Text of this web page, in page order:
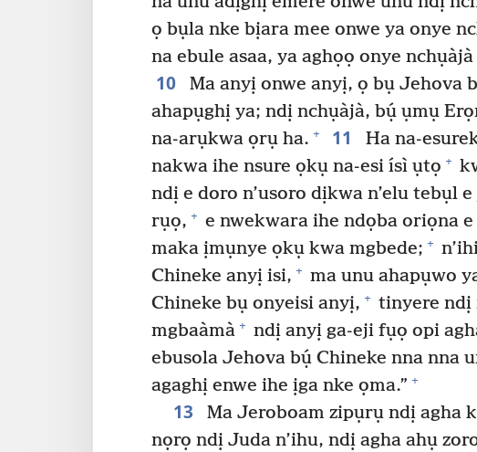
ọ bụla nke bịara mee onwe ya onye
na ebule asaa, ya aghọọ onye
10 Ma anyị onwe anyị, ọ bụ Jehova
ahapụghị ya; ndị nchụàjà, bụ́ ụmụ
na-arụkwa ọrụ ha. + 11
Ha na-
nakwa ihe nsure ọkụ na-esi ísì ụtọ +
ndị e doro n’usoro dịkwa n’elu tebụl
rụọ, + e nwekwara ihe ndọba oriọna
maka ịmụnye ọkụ kwa mgbede; +
Chineke anyị isi, + ma unu ahapụwo
Chineke bụ onyeisi anyị, + tinyere ndị
mgbaàmà + ndị anyị ga-eji fụọ opi
ebusola Jehova bụ́ Chineke nna nna
agaghị enwe ihe ịga nke ọma.” +
13
Ma Jeroboam zipụrụ ndị agha
nọrọ ndị Juda n’ihu, ndị agha ahụ